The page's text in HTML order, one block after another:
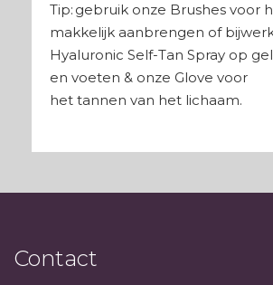
Tip: gebruik onze Brushes voor
makkelijk aanbrengen of
Hyaluronic Self-Tan Spray​ op
en voeten & onze Glove voor
het tannen van het lichaam.
Contact